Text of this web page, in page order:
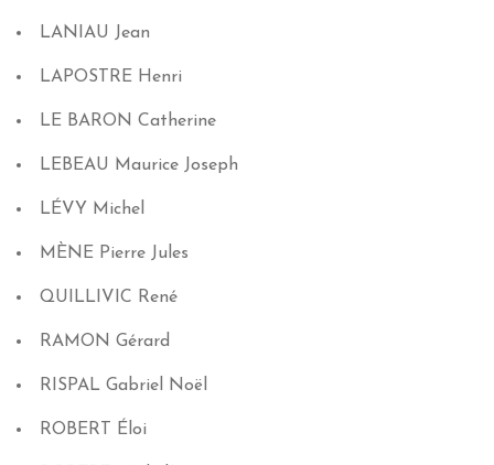
LANIAU Jean
LAPOSTRE Henri
LE BARON Catherine
LEBEAU Maurice Joseph
LÉVY Michel
MÈNE Pierre Jules
QUILLIVIC René
RAMON Gérard
RISPAL Gabriel Noël
ROBERT Éloi